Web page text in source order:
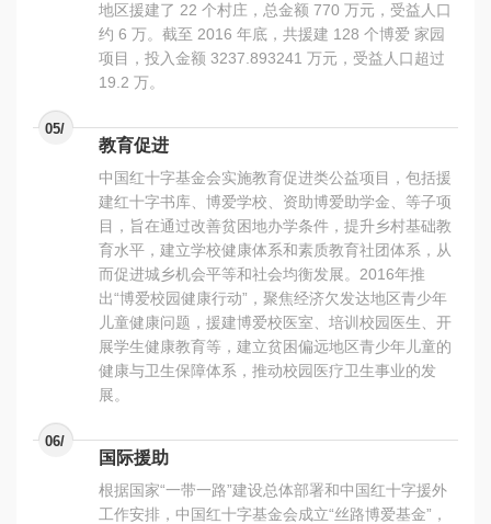
地区援建了 22 个村庄，总金额 770 万元，受益人口
约 6 万。截至 2016 年底，共援建 128 个博爱 家园
项目，投入金额 3237.893241 万元，受益人口超过
19.2 万。
05/
教育促进
中国红十字基金会实施教育促进类公益项目，包括援
建红十字书库、博爱学校、资助博爱助学金、等子项
目，旨在通过改善贫困地办学条件，提升乡村基础教
育水平，建立学校健康体系和素质教育社团体系，从
而促进城乡机会平等和社会均衡发展。2016年推
出“博爱校园健康行动”，聚焦经济欠发达地区青少年
儿童健康问题，援建博爱校医室、培训校园医生、开
展学生健康教育等，建立贫困偏远地区青少年儿童的
健康与卫生保障体系，推动校园医疗卫生事业的发
展。
06/
国际援助
根据国家“一带一路”建设总体部署和中国红十字援外
工作安排，中国红十字基金会成立“丝路博爱基金”，